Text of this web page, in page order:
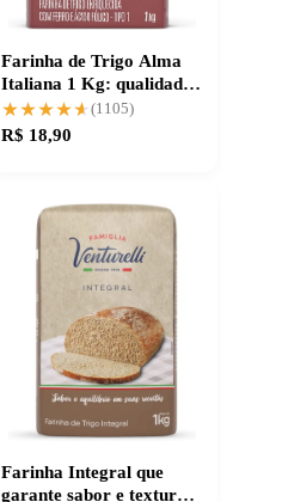
Farinha de Trigo Alma
Italiana 1 Kg: qualidade
que garante sucesso
★★★★★
★★★★★(1105)
R$ 18,90
Farinha Integral que
garante sabor e textura